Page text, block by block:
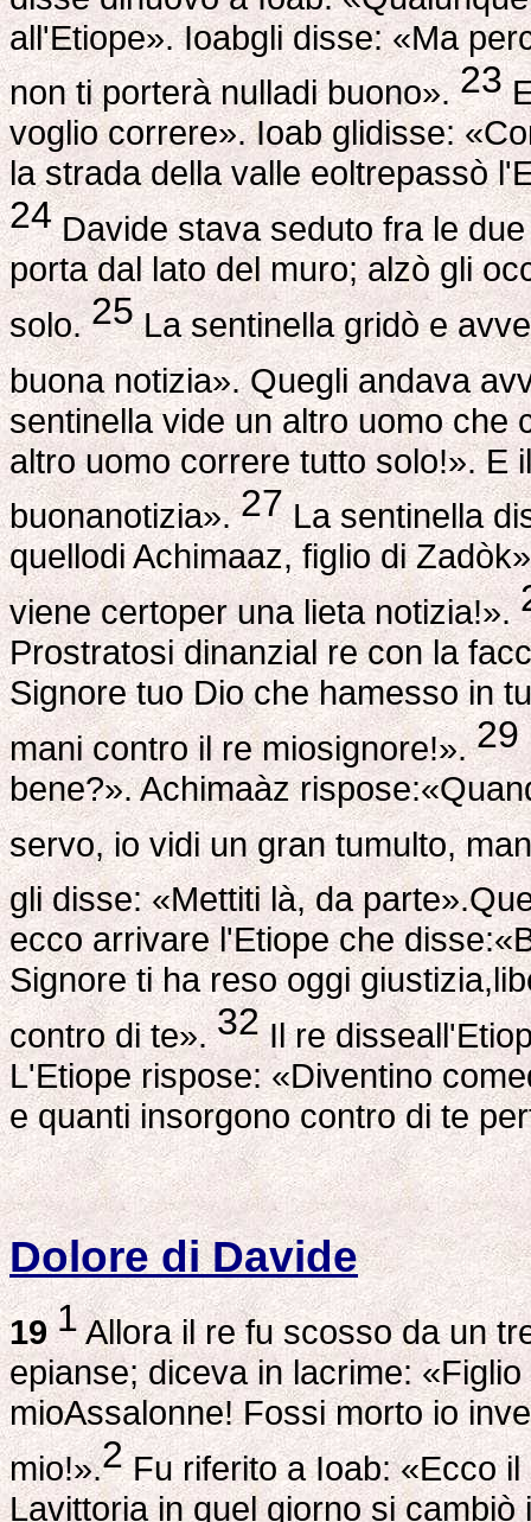
all'Etiope». Ioabgli disse: «Ma
non ti porterà nulladi buono».23
voglio correre». Ioab glidisse:
la strada della valle eoltrepassò
24Davide stava seduto fra le
porta dal lato del muro; alzò gli
solo.25La sentinella gridò e
buona notizia». Quegli andava
sentinella vide un altro uomo che
altro uomo correre tutto solo!». E
buonanotizia».27La sentinella
quellodi Achimaaz, figlio di
viene certoper una lieta notizia!».
Prostratosi dinanzial re con la
Signore tuo Dio che hamesso in
mani contro il re miosignore!».29
bene?». Achimaàz
servo, io vidi un gran tumulto,
gli disse: «Mettiti là, da
ecco arrivare l'Etiope che
Signore ti ha reso oggi
contro di te».32Il re
L'Etiope rispose: «Diventino
e quanti insorgono contro di te
Dolore di Davide
19 1Allora il re fu scosso da un
epianse; diceva in lacrime:
mioAssalonne! Fossi morto io
mio!».2Fu riferito a Ioab: «Ecco
Lavittoria in quel giorno si